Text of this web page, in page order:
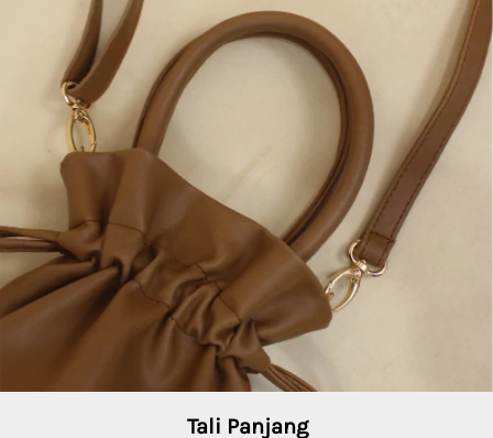
Tali Panjang